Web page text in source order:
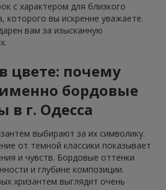
с характером для близкого
которого вы искренне уважаете.
вам за изысканную
цвете: почему
бордовые
в г. Одесса
выбирают за их символику.
от темной классики показывает
и чувств. Бордовые оттенки
и глубине композиции.
хризантем выглядит очень